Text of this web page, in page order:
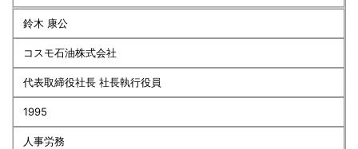
鈴木 康公
コスモ石油株式会社
代表取締役社長 社長執行役員
1995
人事労務